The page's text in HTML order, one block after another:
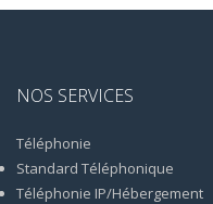
NOS SERVICES
Téléphonie
Standard Téléphonique
Téléphonie IP/Hébergement